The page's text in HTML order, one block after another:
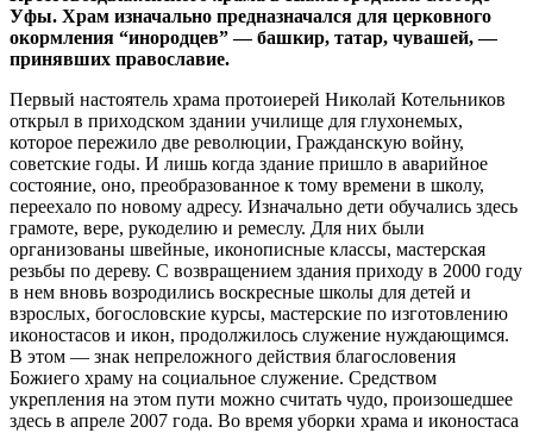
Уфы. Храм изначально предназначался для церковного
окормления “инородцев” — башкир, татар, чувашей, —
принявших православие.
Первый настоятель храма протоиерей Николай Котельников
открыл в приходском здании училище для глухонемых,
которое пережило две революции, Гражданскую войну,
советские годы. И лишь когда здание пришло в аварийное
состояние, оно, преобразованное к тому времени в школу,
переехало по новому адресу. Изначально дети обучались здесь
грамоте, вере, рукоделию и ремеслу. Для них были
организованы швейные, иконописные классы, мастерская
резьбы по дереву. С возвращением здания приходу в 2000 году
в нем вновь возродились воскресные школы для детей и
взрослых, богословские курсы, мастерские по изготовлению
иконостасов и икон, продолжилось служение нуждающимся.
В этом — знак непреложного действия благословения
Божиего храму на социальное служение. Средством
укрепления на этом пути можно считать чудо, произошедшее
здесь в апреле 2007 года. Во время уборки храма и иконостаса